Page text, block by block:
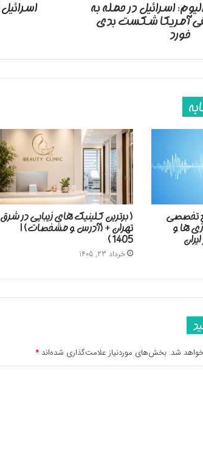
اسرائیل در حمله به
آمریکا شکست بدی
خورد
اسرائیل ۳ روز هم دوام نمی‌آورد اگر...
تخصصی
ها و
( برترین کلینیک های زیبایی در شرق
تهران + (آدرس و مشخصات) |
1405 )
خرداد 23, 1405
شد. بخش‌های موردنیاز علامت‌گذاری شده‌اند *